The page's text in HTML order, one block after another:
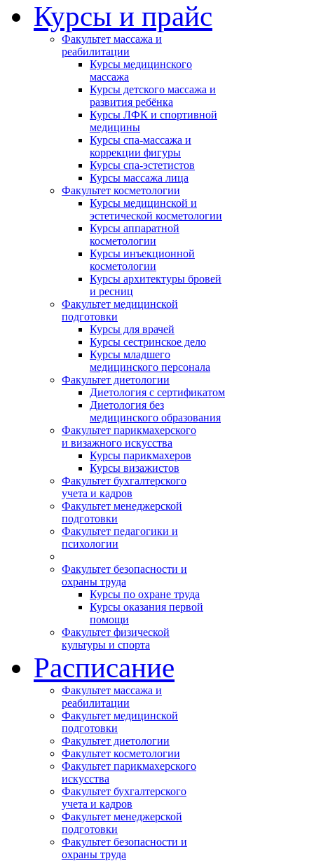
Курсы и прайс
Факультет массажа и
реабилитации
Курсы медицинского
массажа
Курсы детского массажа и
развития ребёнка
Курсы ЛФК и спортивной
медицины
Курсы спа-массажа и
коррекции фигуры
Курсы спа-эстетистов
Курсы массажа лица
Факультет косметологии
Курсы медицинской и
эстетической косметологии
Курсы аппаратной
косметологии
Курсы инъекционной
косметологии
Курсы архитектуры бровей
и ресниц
Факультет медицинской
подготовки
Курсы для врачей
Курсы сестринское дело
Курсы младшего
медицинского персонала
Факультет диетологии
Диетология с сертификатом
Диетология без
медицинского образования
Факультет парикмахерского
и визажного искусства
Курсы парикмахеров
Курсы визажистов
Факультет бухгалтерского
учета и кадров
Факультет менеджерской
подготовки
Факультет педагогики и
психологии
Факультет безопасности и
охраны труда
Курсы по охране труда
Курсы оказания первой
помощи
Факультет физической
культуры и спорта
Расписание
Факультет массажа и
реабилитации
Факультет медицинской
подготовки
Факультет диетологии
Факультет косметологии
Факультет парикмахерского
искусства
Факультет бухгалтерского
учета и кадров
Факультет менеджерской
подготовки
Факультет безопасности и
охраны труда